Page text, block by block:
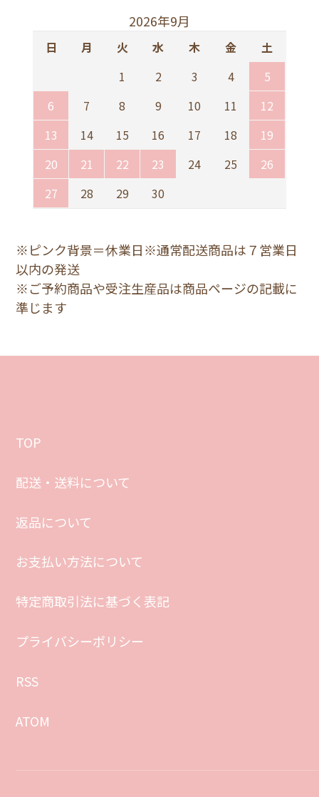
2026年9月
日 月 火 水 木 金
土
1
2 3 4
5
6
7 8 9 10 11
12
13
14 15 16 17 18
19
20
21 22 23 24 25
26
27
28 29 30
※ピンク背景＝休業日※通常配送商品は７営業日
以内の発送
※ご予約商品や受注生産品は商品ページの記載に
準じます
TOP
配送・送料について
返品について
お支払い方法について
特定商取引法に基づく表記
プライバシーポリシー
RSS
ATOM